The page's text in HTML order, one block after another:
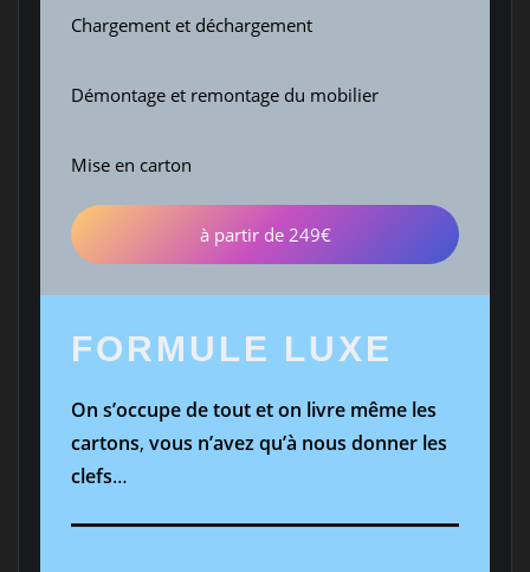
Chargement et déchargement
Démontage et remontage du mobilier
Mise en carton
à partir de 249€
FORMULE LUXE
On s’occupe de tout et on livre même les
cartons, vous n’avez qu’à nous donner les
clefs…